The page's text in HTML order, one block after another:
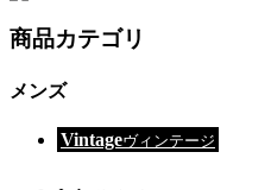
商品カテゴリ
メンズ
Vintageヴィンテージ